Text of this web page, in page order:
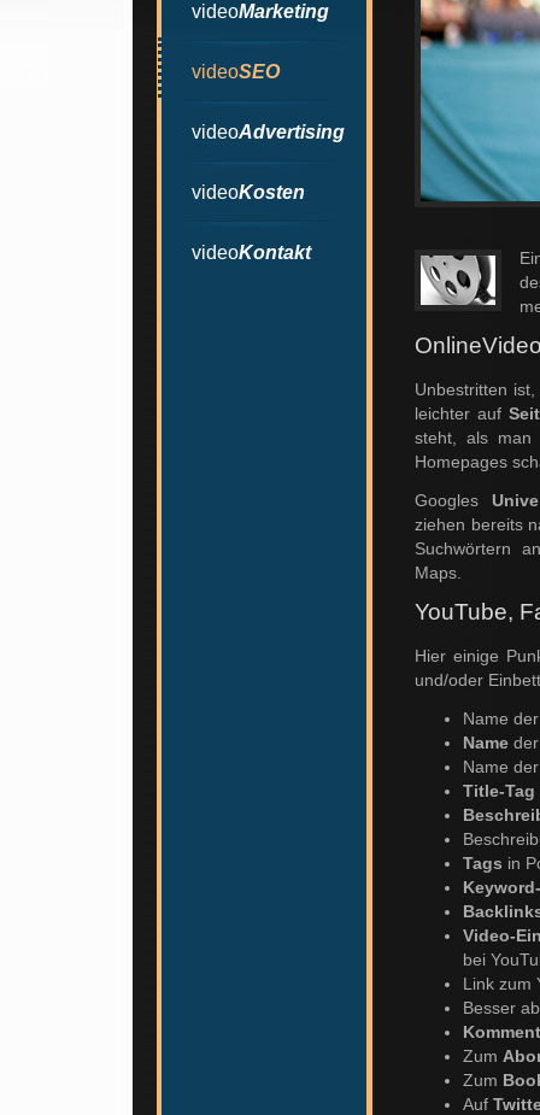
videoMarketing
videoSEO
videoAdvertising
videoKosten
videoKontakt
Unbestritten
leichter auf
steht, als man
Homepages
Googles
ziehen bereits
Suchwörtern
Maps.
YouTube,
Hier einige
und/oder
Name
Name
Name
Title-Tag
Tags in
Video-
bei
Link zum
Besser
Zum
Zum
Auf